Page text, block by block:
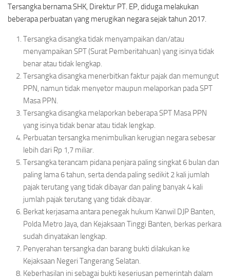
Tersangka bernama SHK, Direktur PT. EP, diduga melakukan
beberapa perbuatan yang merugikan negara sejak tahun 2017.
Tersangka disangka tidak menyampaikan dan/atau
menyampaikan SPT (Surat Pemberitahuan) yang isinya tidak
benar atau tidak lengkap.
Tersangka disangka menerbitkan faktur pajak dan memungut
PPN, namun tidak menyetor maupun melaporkan pada SPT
Masa PPN.
Tersangka disangka melaporkan beberapa SPT Masa PPN
yang isinya tidak benar atau tidak lengkap.
Perbuatan tersangka menimbulkan kerugian negara sebesar
lebih dari Rp 1,7 miliar.
Tersangka terancam pidana penjara paling singkat 6 bulan dan
paling lama 6 tahun, serta denda paling sedikit 2 kali jumlah
pajak terutang yang tidak dibayar dan paling banyak 4 kali
jumlah pajak terutang yang tidak dibayar.
Berkat kerjasama antara penegak hukum Kanwil DJP Banten,
Polda Metro Jaya, dan Kejaksaan Tinggi Banten, berkas perkara
sudah dinyatakan lengkap.
Penyerahan tersangka dan barang bukti dilakukan ke
Kejaksaan Negeri Tangerang Selatan.
Keberhasilan ini sebagai bukti keseriusan pemerintah dalam